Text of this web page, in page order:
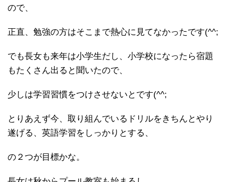
ので、
正直、勉強の方はそこまで熱心に見てなかったです(^^;
でも長女も来年は小学生だし、小学校になったら宿題
もたくさん出ると聞いたので、
少しは学習習慣をつけさせないとです(^^;
とりあえず今、取り組んでいるドリルをきちんとやり
遂げる、英語学習をしっかりとする、
の２つが目標かな。